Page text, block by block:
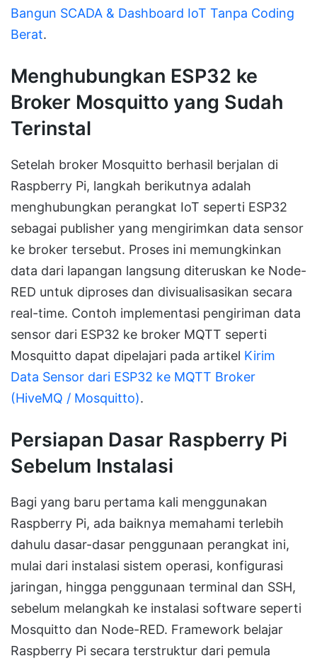
Bangun SCADA & Dashboard IoT Tanpa Coding
Berat.
Menghubungkan ESP32 ke
Broker Mosquitto yang Sudah
Terinstal
Setelah broker Mosquitto berhasil berjalan di
Raspberry Pi, langkah berikutnya adalah
menghubungkan perangkat IoT seperti ESP32
sebagai publisher yang mengirimkan data sensor
ke broker tersebut. Proses ini memungkinkan
data dari lapangan langsung diteruskan ke Node-
RED untuk diproses dan divisualisasikan secara
real-time. Contoh implementasi pengiriman data
sensor dari ESP32 ke broker MQTT seperti
Mosquitto dapat dipelajari pada artikel Kirim
Data Sensor dari ESP32 ke MQTT Broker
(HiveMQ / Mosquitto).
Persiapan Dasar Raspberry Pi
Sebelum Instalasi
Bagi yang baru pertama kali menggunakan
Raspberry Pi, ada baiknya memahami terlebih
dahulu dasar-dasar penggunaan perangkat ini,
mulai dari instalasi sistem operasi, konfigurasi
jaringan, hingga penggunaan terminal dan SSH,
sebelum melangkah ke instalasi software seperti
Mosquitto dan Node-RED. Framework belajar
Raspberry Pi secara terstruktur dari pemula